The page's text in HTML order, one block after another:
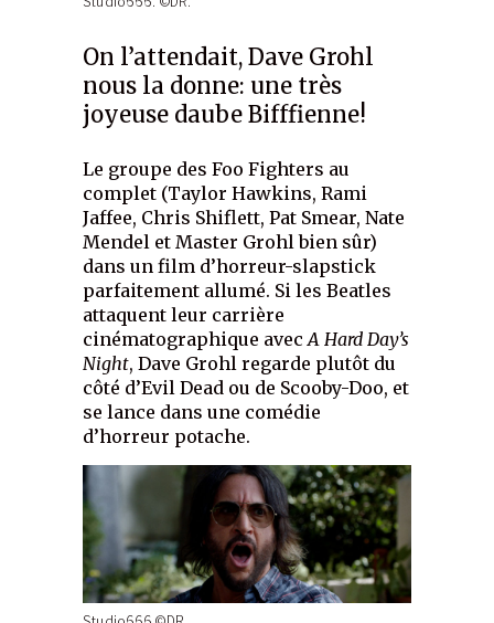
On l’attendait, Dave Grohl
nous la donne: une très
joyeuse daube Bifffienne!
Le groupe des Foo Fighters au
complet (Taylor Hawkins, Rami
Jaffee, Chris Shiflett, Pat Smear, Nate
Mendel et Master Grohl bien sûr)
dans un film d’horreur-slapstick
parfaitement allumé. Si les Beatles
attaquent leur carrière
cinématographique avecA Hard Day’s
Night, Dave Grohl regarde plutôt du
côté d’Evil Dead ou de Scooby-Doo, et
se lance dans une comédie
d’horreur potache.